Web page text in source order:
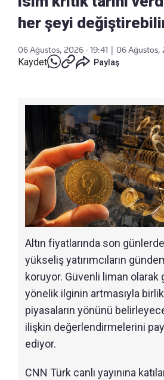
her şeyi
06 Ağustos, 2026 - 19:41 06 Ağustos,
Kaydet Paylaş
Altın fiyatlarında son
yükseliş yatırımcıların
koruyor. Güvenli liman olarak
yönelik ilginin artmasıyla
piyasaların yönünü
ilişkin değerlendirmelerini
ediyor.
CNN Türk canlı yayınına